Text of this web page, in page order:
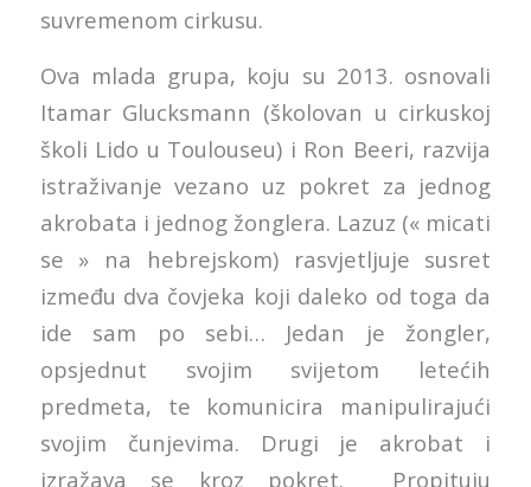
suvremenom cirkusu.
Ova mlada grupa, koju su 2013. osnovali
Itamar Glucksmann (školovan u cirkuskoj
školi Lido u Toulouseu) i Ron Beeri, razvija
istraživanje vezano uz pokret za jednog
akrobata i jednog žonglera. Lazuz (« micati
se » na hebrejskom) rasvjetljuje susret
između dva čovjeka koji daleko od toga da
ide sam po sebi… Jedan je žongler,
opsjednut svojim svijetom letećih
predmeta, te komunicira manipulirajući
svojim čunjevima. Drugi je akrobat i
izražava se kroz pokret. Propituju